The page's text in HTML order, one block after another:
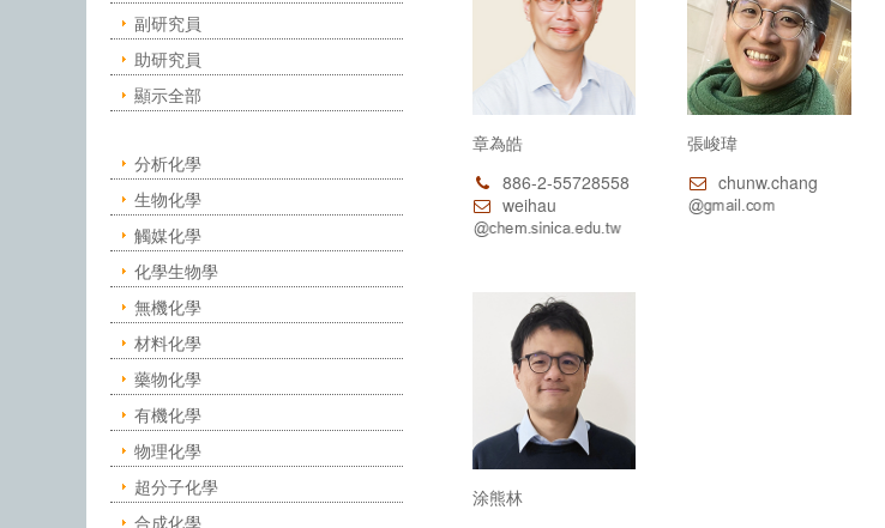
副研究員
助研究員
顯示全部
分析化學
生物化學
觸媒化學
化學生物學
無機化學
材料化學
藥物化學
有機化學
物理化學
超分子化學
合成化學
章為皓
886-2-55728558
weihau
張峻瑋
chunw.chang
涂熊林